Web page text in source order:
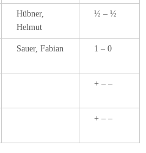
Hübner,
Helmut
½ – ½
Sauer, Fabian 1 – 0
+ – –
+ – –